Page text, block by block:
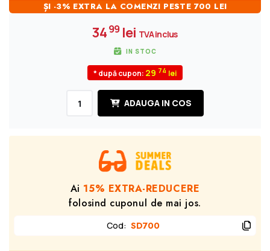
ȘI -3% EXTRA LA COMENZI PESTE 700 LEI
3499lei TVA inclus
IN STOC
* după cupon: 29 74
ADAUGA IN COS
Ai 15% EXTRA-REDUCERE
folosind cuponul de mai jos.
Cod: SD700